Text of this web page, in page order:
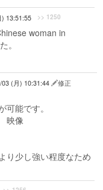
13:51:55 >> 1250
woman in
。
03 (月) 10:31:44
修正
可能です。
映像
り少し強い程度なため